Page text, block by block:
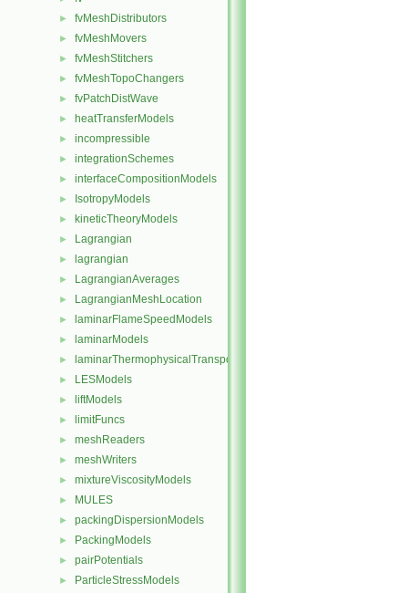
► fvMeshDistributors
► fvMeshMovers
► fvMeshStitchers
► fvMeshTopoChangers
► fvPatchDistWave
► heatTransferModels
► incompressible
► integrationSchemes
► interfaceCompositionModels
► IsotropyModels
► kineticTheoryModels
► Lagrangian
► lagrangian
► LagrangianAverages
► LagrangianMeshLocation
► laminarFlameSpeedModels
► laminarModels
► laminarThermophysicalTransportModels
► LESModels
► liftModels
► limitFuncs
► meshReaders
► meshWriters
► mixtureViscosityModels
► MULES
► packingDispersionModels
► PackingModels
► pairPotentials
► ParticleStressModels